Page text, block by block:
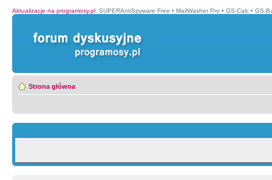
Aktualizacje na programosy.pl: SUPERAntiSpyware Free • MailWasher Pro • GS-Calc • GS-
Strona główna